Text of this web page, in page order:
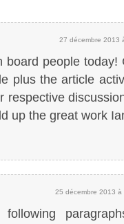
27 décembre 2013
board people today!
plus the article
respective
up the great work
25 décembre 2013 à